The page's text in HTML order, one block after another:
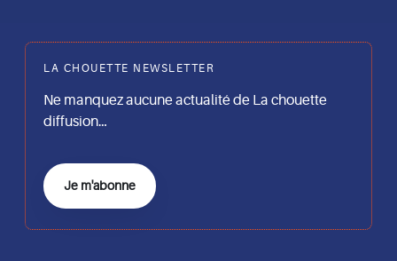
LA CHOUETTE NEWSLETTER
Ne manquez aucune actualité de La chouette
diffusion…
Je m'abonne